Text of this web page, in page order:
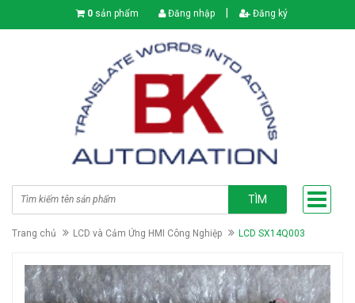
0 sản phẩm Đăng nhập Đăng ký
TÌM
Trang chủ LCD và Cảm Ứng HMI Công Nghiệp LCD SX14Q003